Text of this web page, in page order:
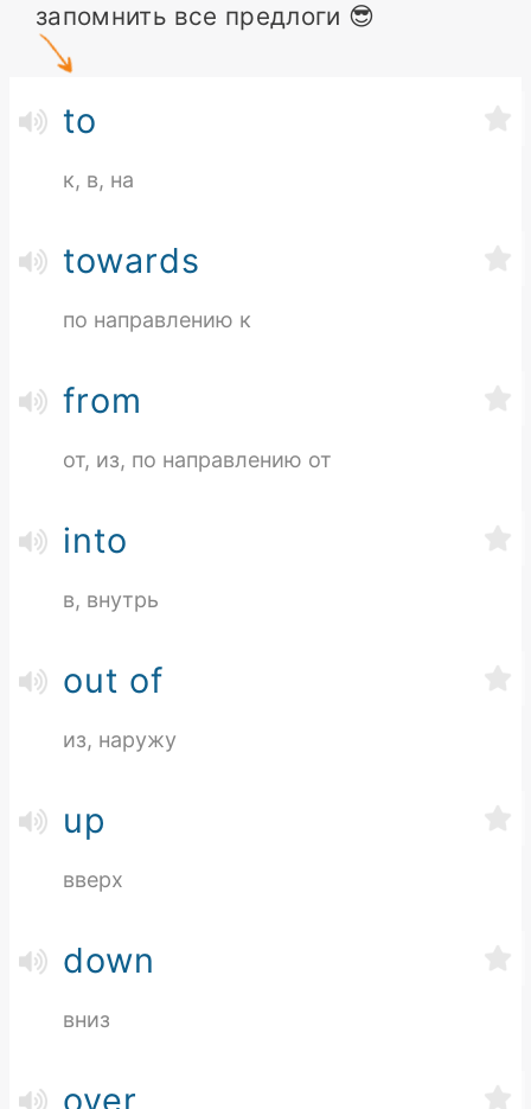
запомнить все предлоги 😎
to
к, в, на
towards
по направлению к
from
от, из, по направлению от
into
в, внутрь
out of
из, наружу
up
вверх
down
вниз
over